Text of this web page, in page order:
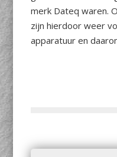
merk Dateq waren.
zijn hierdoor weer
apparatuur en